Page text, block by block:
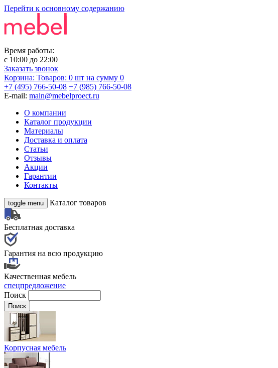
Перейти к основному содержанию
Время работы:
с 10:00 до 22:00
Заказать звонок
Корзина: Товаров: 0 шт на сумму 0
+7 (495) 766-50-08 +7 (985) 766-50-08
E-mail: main@mebelproect.ru
О компании
Каталог продукции
Материалы
Доставка и оплата
Статьи
Отзывы
Акции
Гарантии
Контакты
toggle menu Каталог товаров
Бесплатная доставка
Гарантия на всю продукцию
Качественная мебель
спецпредложение
Поиск
Корпусная мебель